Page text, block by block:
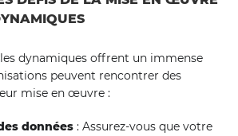
dynamiques offrent un immense
peuvent rencontrer des
mise en œuvre :
données : Assurez-vous que votre